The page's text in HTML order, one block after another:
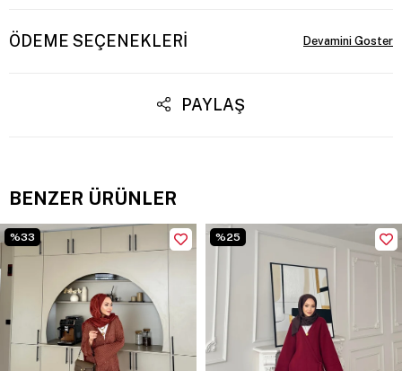
ÖDEME SEÇENEKLERI
PAYLAŞ
BENZER ÜRÜNLER
%33 %25